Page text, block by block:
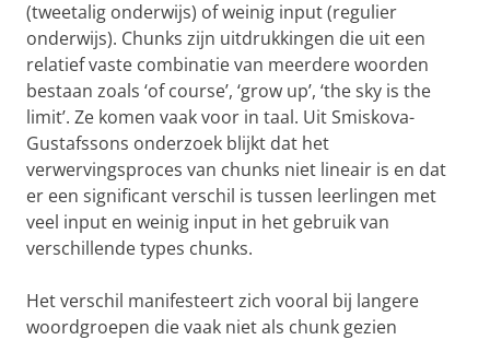
(tweetalig onderwijs) of weinig input (regulier
onderwijs). Chunks zijn uitdrukkingen die uit een
relatief vaste combinatie van meerdere woorden
bestaan zoals ‘of course’, ‘grow up’, ‘the sky is the
limit’. Ze komen vaak voor in taal. Uit Smiskova-
Gustafssons onderzoek blijkt dat het
verwervingsproces van chunks niet lineair is en dat
er een significant verschil is tussen leerlingen met
veel input en weinig input in het gebruik van
verschillende types chunks.
Het verschil manifesteert zich vooral bij langere
woordgroepen die vaak niet als chunk gezien